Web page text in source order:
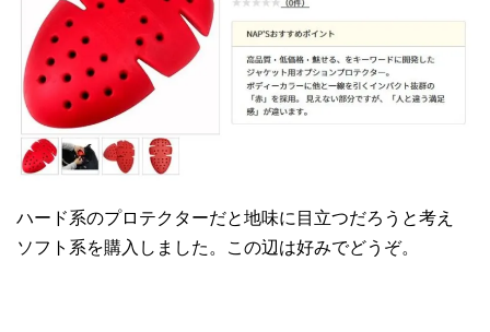
ハード系のプロテクターだと地味に目立つだろうと考え
ソフト系を購入しました。この辺は好みでどうぞ。